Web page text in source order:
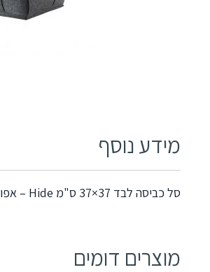
מידע נוסף
סל כביסה לבד 37×37 ס"מ Hide – אפור כהה 352068
מוצרים דומים